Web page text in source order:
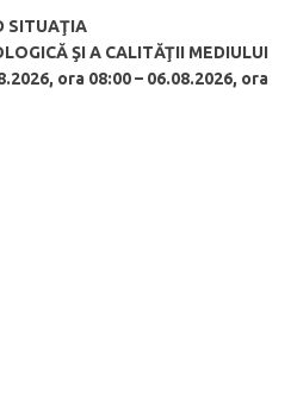
SITUAŢIA
ŞI A CALITĂŢII MEDIULUI
ora 08:00 – 06.08.2026, ora